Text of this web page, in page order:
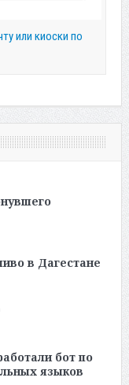
или киоски по
в Дагестане
бот по
языков